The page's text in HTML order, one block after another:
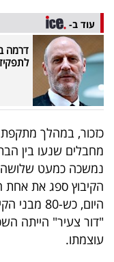
שיתופי
פעולה
דרושים
ניוזלטרים
מייל
אדום
עוד ב-
דרמה
מחבלים שנעו בין
נמשכה כמעט
הקיבוץ ספג את אחת
"דור צעיר" הייתה
עוצמתו.